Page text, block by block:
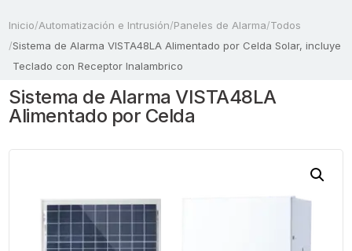
Inicio/Automatización e Intrusión/Paneles de Alarma/Todos
/Sistema de Alarma VISTA48LA Alimentado por Celda Solar, incluye
Teclado con Receptor Inalambrico
Sistema de Alarma VISTA48LA
Alimentado por Celda